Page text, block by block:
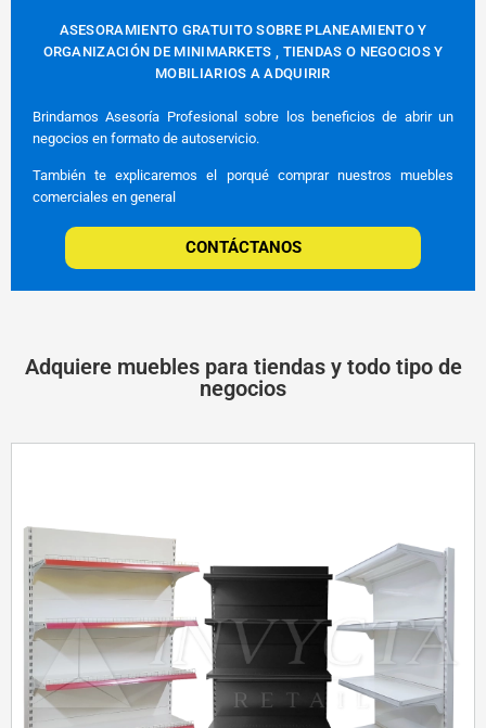
ASESORAMIENTO GRATUITO SOBRE PLANEAMIENTO Y
ORGANIZACIÓN DE MINIMARKETS , TIENDAS O NEGOCIOS Y
MOBILIARIOS A ADQUIRIR
Brindamos Asesoría Profesional sobre los beneficios de abrir un
negocios en formato de autoservicio.
También te explicaremos el porqué comprar nuestros muebles
comerciales en general
CONTÁCTANOS
Adquiere muebles para tiendas y todo tipo de
negocios